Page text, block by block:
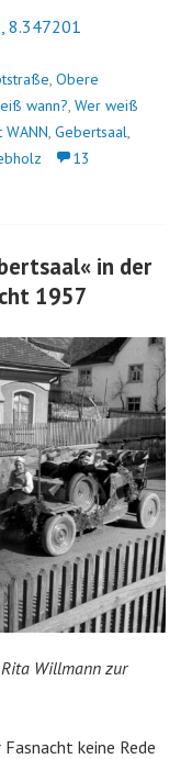
8.347201
, Obere
wann?, Wer weiß
WANN, Gebertsaal,
13
in der
1957
Willmann zur
keine Rede